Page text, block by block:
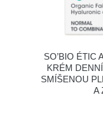
SO’BIO ÉTIC
KRÉM
SMÍŠENOU
A